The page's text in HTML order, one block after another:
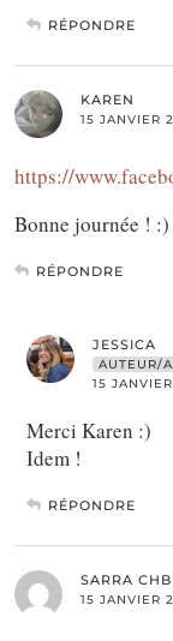
RÉPONDRE
KAREN
15 JANVIER
https://
Bonne journée ! :)
RÉPONDRE
JESSICA
AUTEUR/
15
Merci Karen :)
Idem !
RÉPONDRE
SARRA CHB
15 JANVIER